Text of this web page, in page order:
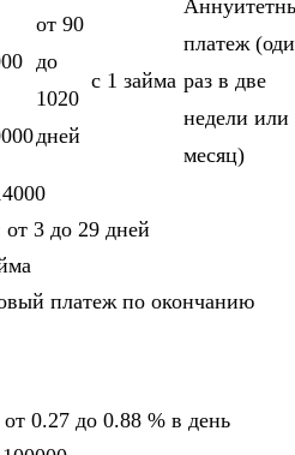
от 90
до
1020
дней
c 1 займа
платеж
раз в две
недели или
месяц)
3 до 29 дней
платеж по окончанию
0.27 до 0.88 % в день